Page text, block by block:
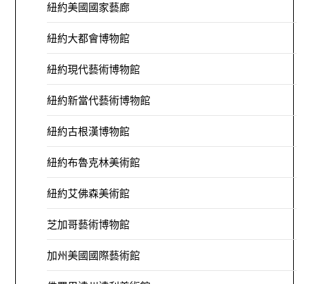
紐約美國國家藝廊
紐約大都會博物館
紐約現代藝術博物館
紐約新當代藝術博物館
紐約古根漢博物館
紐約布魯克林美術館
紐約艾佛森美術館
芝加哥藝術博物館
加州美國國際藝術館